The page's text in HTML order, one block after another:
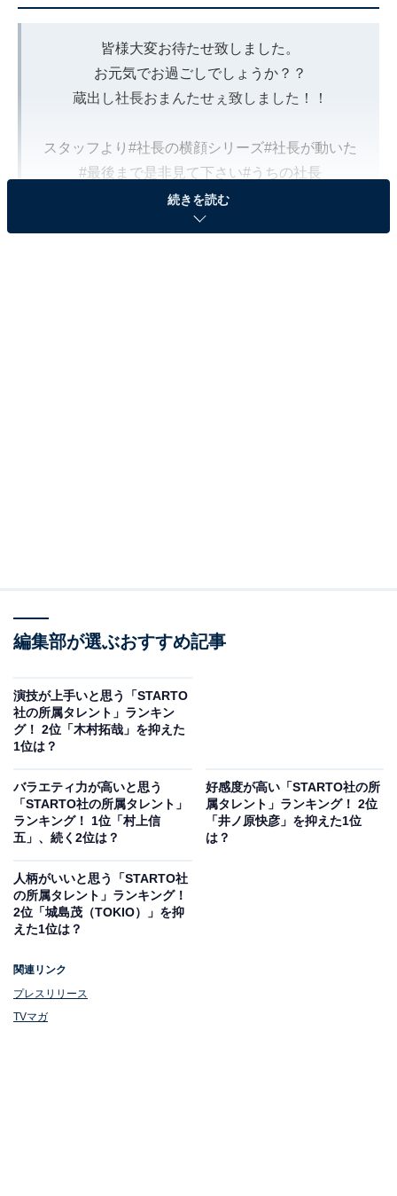
皆様大変お待たせ致しました。
お元気でお過ごしでしょうか？？
蔵出し社長おまんたせぇ致しました！！
スタッフより #社長の横顔シリーズ#社長が動いた
#最後まで是非見て下さい#うちの社長
#いい声してませんか pic.twitter.com/IMcbQJmkHl
— 岡田准一 / AISTON (@J_OKADA_AISTON)
陣をやらせたら最高。ありきたりな動きではなく、予想
アイドル出身であることが思い浮かばないくらいの存在
になったと感じる。 殺陣やアクションにこだわりがあ
り、自ら武術を習い師範クラスになってしまうほどスト
題作になったり、映画賞の受賞など、演技の上手さは折
り紙付きの俳優です」といった声が寄せられました。
続きを読む
編集部が選ぶおすすめ記事
演技が上手いと思う「STARTO
社の所属タレント」ランキン
グ！ 2位「木村拓哉」を抑えた
1位は？
バラエティ力が高いと思う
「STARTO社の所属タレント」
ランキング！ 1位「村上信
五」、続く2位は？
好感度が高い「STARTO社の所
属タレント」ランキング！ 2位
「井ノ原快彦」を抑えた1位
は？
人柄がいいと思う「STARTO社
の所属タレント」ランキング！
2位「城島茂（TOKIO）」を抑
えた1位は？
関連リンク
プレスリリース
TVマガ